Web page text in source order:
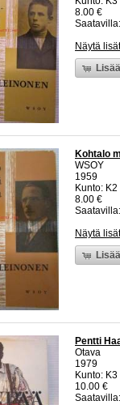
8.00 €
Näytä
Kohtalo
WSOY
1959
Kunto:
8.00 €
Näytä
Pentti
Otava
1979
Kunto:
10.00 €